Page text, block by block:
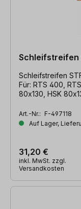
Schleifstreifen
Schleifstreifen
Für: RTS 400,
80x130, HSK
Art.-Nr.: F-497118
Auf Lager,
31,20 €
inkl. MwSt. zzgl.
Versandkosten